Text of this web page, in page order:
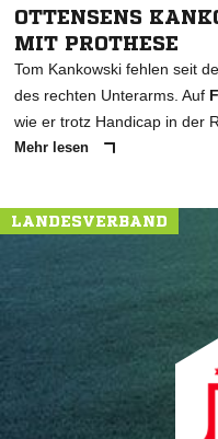
OTTENSENS
MIT PROTHESE
Tom Kankowski fehlen seit
des rechten Unterarms. Auf
wie er trotz Handicap in der
Mehr lesen
LANDESVERBAND